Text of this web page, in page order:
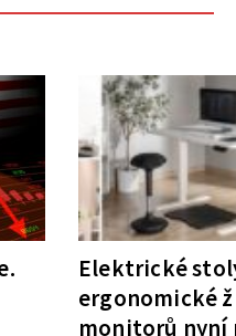
Elektrické
ergonomické
monitorů